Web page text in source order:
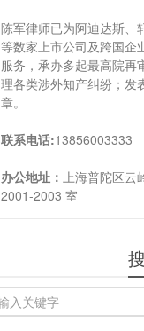
陈军律师已为阿迪达斯、
等数家上市公司及跨国企
服务，承办多起最高院再
理各类涉外知产纠纷；发
章。
联系电话:13856003333
办公地址： 上海普陀区
2001-2003 室